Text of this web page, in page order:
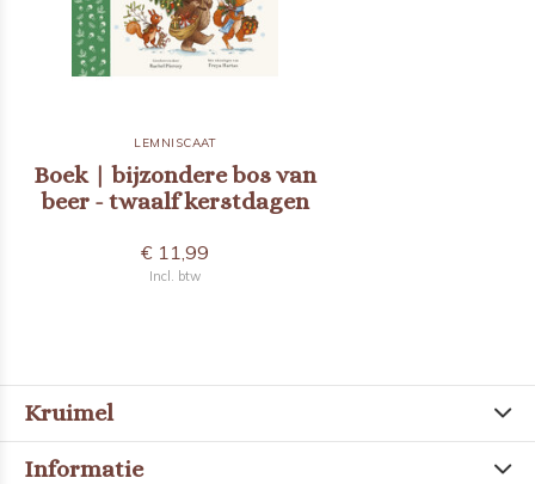
LEMNISCAAT
Boek | bijzondere bos van
beer - twaalf kerstdagen
€ 11,99
Incl. btw
Kruimel
Informatie